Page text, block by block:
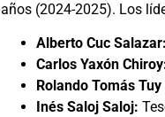
años (2024-2025). Los
Alberto Cuc
Carlos Yaxón
Rolando Tomás Tuy
Inés Saloj Saloj: